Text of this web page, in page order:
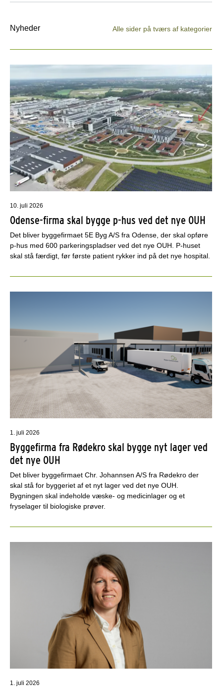
Nyheder Alle sider på tværs af kategorier
10. juli 2026
Odense-firma skal bygge p-hus ved det nye OUH
Det bliver byggefirmaet 5E Byg A/S fra Odense, der skal opføre
p-hus med 600 parkeringspladser ved det nye OUH. P-huset
skal stå færdigt, før første patient rykker ind på det nye hospital.
1. juli 2026
Byggefirma fra Rødekro skal bygge nyt lager ved
det nye OUH
Det bliver byggefirmaet Chr. Johannsen A/S fra Rødekro der
skal stå for byggeriet af et nyt lager ved det nye OUH.
Bygningen skal indeholde væske- og medicinlager og et
fryselager til biologiske prøver.
1. juli 2026